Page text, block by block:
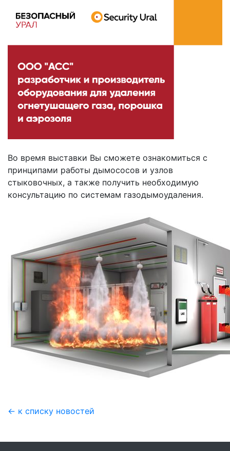
Во время выставки Вы сможете ознакомиться с
принципами работы дымососов и узлов
стыковочных, а также получить необходимую
консультацию по системам газодымоудаления.
← к списку новостей